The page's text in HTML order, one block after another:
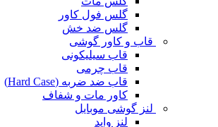
گلس فول کاور
گلس ضد خش
قاب و کاور گوشی
قاب سیلیکونی
قاب چرمی
قاب ضد ضربه (Hard Case)
کاور مات و شفاف
لنز گوشی موبایل
لنز واید